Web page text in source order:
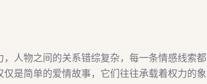
人物之间的关系错综复杂，每一条情感线索都
是简单的爱情故事，它们往往承载着权力的象